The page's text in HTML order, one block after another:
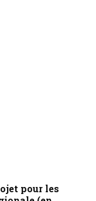
pour les